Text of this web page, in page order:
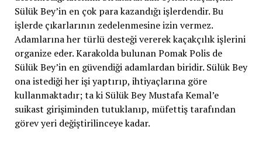
Sülük Bey’in en çok para kazandığı işlerdendir. Bu
işlerde çıkarlarının zedelenmesine izin vermez.
Adamlarına her türlü desteği vererek kaçakçılık işlerini
organize eder. Karakolda bulunan Pomak Polis de
Sülük Bey’in en güvendiği adamlardan biridir. Sülük Bey
ona istediği her işi yaptırıp, ihtiyaçlarına göre
kullanmaktadır; ta ki Sülük Bey Mustafa Kemal’e
suikast girişiminden tutuklanıp, müfettiş tarafından
görev yeri değiştirilinceye kadar.